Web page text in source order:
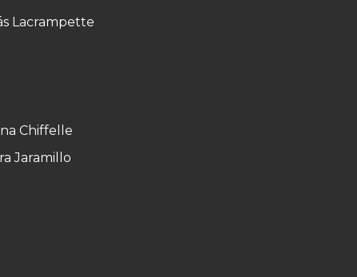
Lacrampette
Chiffelle
Jaramillo